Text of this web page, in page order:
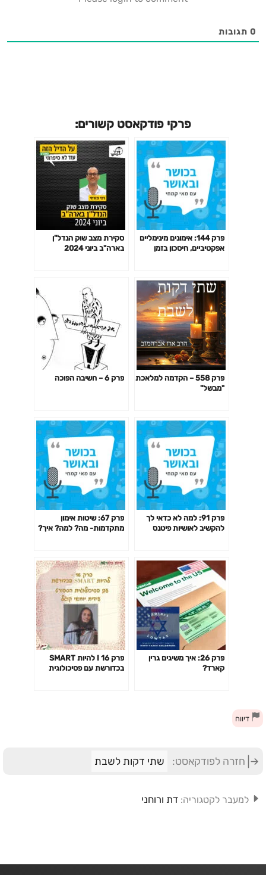
0 תגובות
פרקי פודקאסט קשורים:
פרק 144: אימונים מינימליים
אפקטיביים, חיסכון בזמן
סקירת מצב שוק הנדל"ן
בארה"ב ביוני 2024
פרק 558 – הקדמה למלאכת
"מבשל"
פרק 6 – חשיבה הפוכה
פרק 91: למה לא כדאי לך
להקשיב לאושיות פיטנס
שלך?
פרק 67: שיטות אימון
מתקדמות- מה? למה? איך?
פרק 26: איך משיגים גרין
קארד?
פרק 16 I להיות SMART
בכדורשת עם פסיכולוגית
דיווח
חזרה לפודקאסט: שתי דקות לשבת
למעבר לקטגוריה: דת ורוחני